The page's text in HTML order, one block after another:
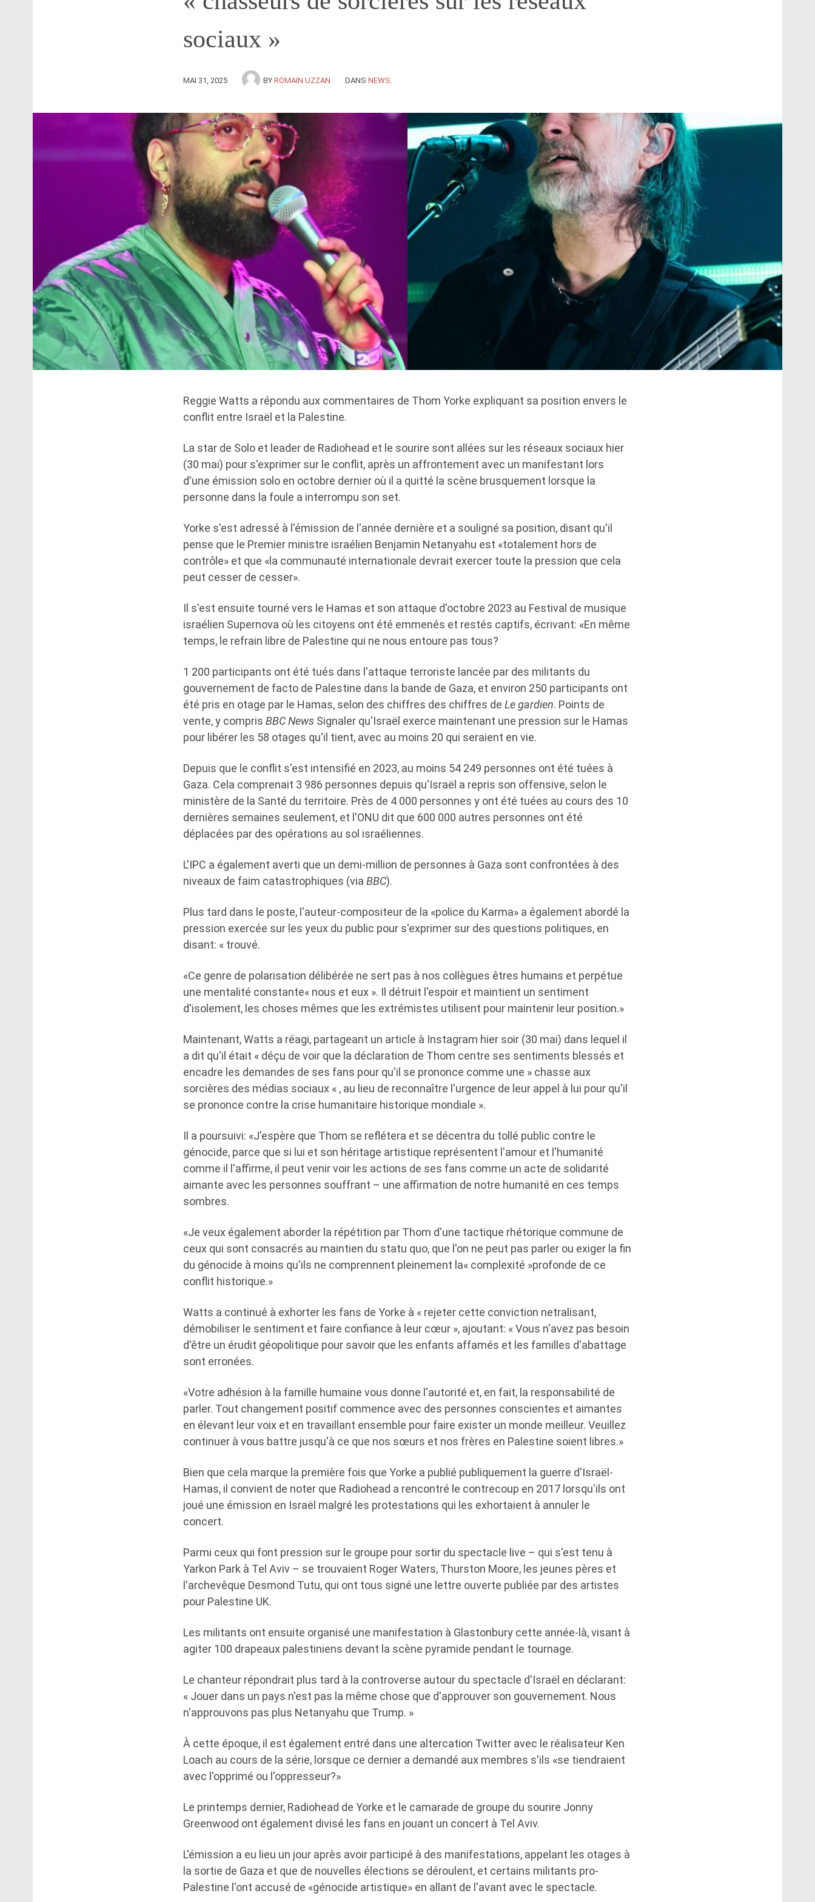
sociaux »
MAI 31, 2025 BY ROMAIN UZZAN DANS NEWS
Reggie Watts a répondu aux commentaires de Thom Yorke expliquant sa position envers le
conflit entre Israël et la Palestine.
La star de Solo et leader de Radiohead et le sourire sont allées sur les réseaux sociaux hier
(30 mai) pour s'exprimer sur le conflit, après un affrontement avec un manifestant lors
d'une émission solo en octobre dernier où il a quitté la scène brusquement lorsque la
personne dans la foule a interrompu son set.
Yorke s'est adressé à l'émission de l'année dernière et a souligné sa position, disant qu'il
pense que le Premier ministre israélien Benjamin Netanyahu est «totalement hors de
contrôle» et que «la communauté internationale devrait exercer toute la pression que cela
peut cesser de cesser».
Il s'est ensuite tourné vers le Hamas et son attaque d'octobre 2023 au Festival de musique
israélien Supernova où les citoyens ont été emmenés et restés captifs, écrivant: «En même
temps, le refrain libre de Palestine qui ne nous entoure pas tous?
1 200 participants ont été tués dans l'attaque terroriste lancée par des militants du
gouvernement de facto de Palestine dans la bande de Gaza, et environ 250 participants ont
été pris en otage par le Hamas, selon des chiffres des chiffres de Le gardien. Points de
vente, y compris BBC News Signaler qu'Israël exerce maintenant une pression sur le Hamas
pour libérer les 58 otages qu'il tient, avec au moins 20 qui seraient en vie.
Depuis que le conflit s'est intensifié en 2023, au moins 54 249 personnes ont été tuées à
Gaza. Cela comprenait 3 986 personnes depuis qu'Israël a repris son offensive, selon le
ministère de la Santé du territoire. Près de 4 000 personnes y ont été tuées au cours des 10
dernières semaines seulement, et l'ONU dit que 600 000 autres personnes ont été
déplacées par des opérations au sol israéliennes.
L'IPC a également averti que un demi-million de personnes à Gaza sont confrontées à des
niveaux de faim catastrophiques (via BBC).
Plus tard dans le poste, l'auteur-compositeur de la «police du Karma» a également abordé la
pression exercée sur les yeux du public pour s'exprimer sur des questions politiques, en
disant: « trouvé.
«Ce genre de polarisation délibérée ne sert pas à nos collègues êtres humains et perpétue
une mentalité constante« nous et eux ». Il détruit l'espoir et maintient un sentiment
d'isolement, les choses mêmes que les extrémistes utilisent pour maintenir leur position.»
Maintenant, Watts a réagi, partageant un article à Instagram hier soir (30 mai) dans lequel il
a dit qu'il était « déçu de voir que la déclaration de Thom centre ses sentiments blessés et
encadre les demandes de ses fans pour qu'il se prononce comme une » chasse aux
sorcières des médias sociaux « , au lieu de reconnaître l'urgence de leur appel à lui pour qu'il
se prononce contre la crise humanitaire historique mondiale ».
Il a poursuivi: «J'espère que Thom se reflétera et se décentra du tollé public contre le
génocide, parce que si lui et son héritage artistique représentent l'amour et l'humanité
comme il l'affirme, il peut venir voir les actions de ses fans comme un acte de solidarité
aimante avec les personnes souffrant – une affirmation de notre humanité en ces temps
sombres.
«Je veux également aborder la répétition par Thom d'une tactique rhétorique commune de
ceux qui sont consacrés au maintien du statu quo, que l'on ne peut pas parler ou exiger la fin
du génocide à moins qu'ils ne comprennent pleinement la« complexité »profonde de ce
conflit historique.»
Watts a continué à exhorter les fans de Yorke à « rejeter cette conviction netralisant,
démobiliser le sentiment et faire confiance à leur cœur », ajoutant: « Vous n'avez pas besoin
d'être un érudit géopolitique pour savoir que les enfants affamés et les familles d'abattage
sont erronées.
«Votre adhésion à la famille humaine vous donne l'autorité et, en fait, la responsabilité de
parler. Tout changement positif commence avec des personnes conscientes et aimantes
en élevant leur voix et en travaillant ensemble pour faire exister un monde meilleur. Veuillez
continuer à vous battre jusqu'à ce que nos sœurs et nos frères en Palestine soient libres.»
Bien que cela marque la première fois que Yorke a publié publiquement la guerre d'Israël-
Hamas, il convient de noter que Radiohead a rencontré le contrecoup en 2017 lorsqu'ils ont
joué une émission en Israël malgré les protestations qui les exhortaient à annuler le
concert.
Parmi ceux qui font pression sur le groupe pour sortir du spectacle live – qui s'est tenu à
Yarkon Park à Tel Aviv – se trouvaient Roger Waters, Thurston Moore, les jeunes pères et
l'archevêque Desmond Tutu, qui ont tous signé une lettre ouverte publiée par des artistes
pour Palestine UK.
Les militants ont ensuite organisé une manifestation à Glastonbury cette année-là, visant à
agiter 100 drapeaux palestiniens devant la scène pyramide pendant le tournage.
Le chanteur répondrait plus tard à la controverse autour du spectacle d'Israël en déclarant:
« Jouer dans un pays n'est pas la même chose que d'approuver son gouvernement. Nous
n'approuvons pas plus Netanyahu que Trump. »
À cette époque, il est également entré dans une altercation Twitter avec le réalisateur Ken
Loach au cours de la série, lorsque ce dernier a demandé aux membres s'ils «se tiendraient
avec l'opprimé ou l'oppresseur?»
Le printemps dernier, Radiohead de Yorke et le camarade de groupe du sourire Jonny
Greenwood ont également divisé les fans en jouant un concert à Tel Aviv.
L'émission a eu lieu un jour après avoir participé à des manifestations, appelant les otages à
la sortie de Gaza et que de nouvelles élections se déroulent, et certains militants pro-
Palestine l'ont accusé de «génocide artistique» en allant de l'avant avec le spectacle.